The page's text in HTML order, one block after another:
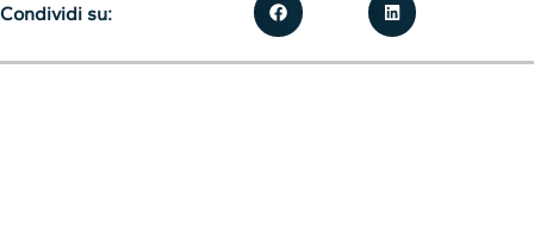
Condividi su: